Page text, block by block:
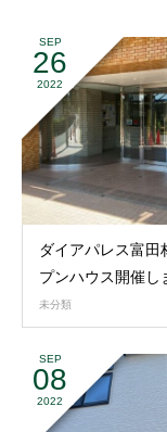
SEP
26
2022
ダイアパレス富
プンハウス開催し
未分類
SEP
08
2022